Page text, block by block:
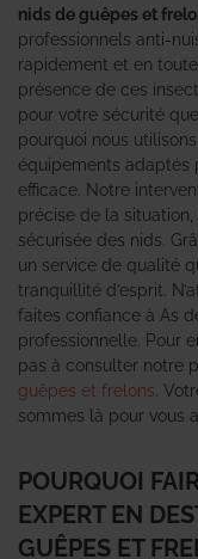
nids de guêpes et
professionnels anti-
rapidement et en
présence de ces
pour votre sécurité
pourquoi nous
équipements adaptés
efficace. Notre
précise de la
sécurisée des nids.
un service de qualité
tranquillité d’esprit.
faites confiance à As
professionnelle. Pour
pas à consulter notre
guêpes et frelons .
sommes là pour vous
POURQUOI
EXPERT EN
GUÊPES ET